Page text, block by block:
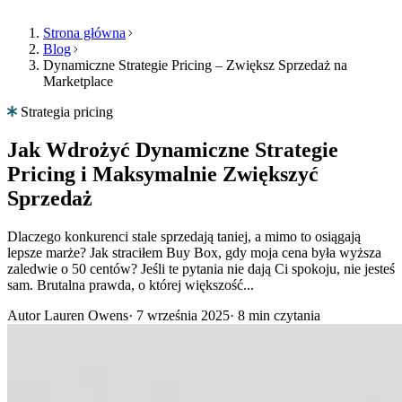
Produkt
Cennik
Zasoby
Firma
PL
Porozmawiaj
z
nami
Produkt
Funkcje
repricing
Ceny
dostosowujące
się
automatycznie
do
Twojej
Zasoby
Firma
Wybierz
język
Przeglądaj
Multiply
w
swoim
języku,
funkcjami
dopasowanymi
do
kraju.
Strona główna
Blog
Dynamiczne Strategie Pricing – Zwiększ Sprzedaż na
Marketplace
Strategia pricing
Jak Wdrożyć Dynamiczne Strategie
Pricing i Maksymalnie Zwiększyć
Sprzedaż
Dlaczego konkurenci stale sprzedają taniej, a mimo to osiągają
lepsze marże? Jak straciłem Buy Box, gdy moja cena była wyższa
zaledwie o 50 centów? Jeśli te pytania nie dają Ci spokoju, nie jesteś
sam. Brutalna prawda, o której większość...
AutorLauren Owens· 7 września 2025· 8 min czytania